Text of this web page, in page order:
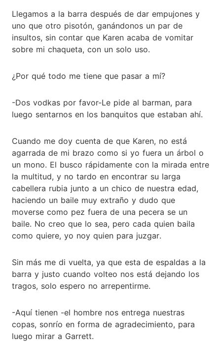
Llegamos a la barra después de dar empujones y
uno que otro pisotón, ganándonos un par de
insultos, sin contar que Karen acaba de vomitar
sobre mi chaqueta, con un solo uso.
¿Por qué todo me tiene que pasar a mí?
-Dos vodkas por favor-Le pide al barman, para
luego sentarnos en los banquitos que estaban ahí.
Cuando me doy cuenta de que Karen, no está
agarrada de mi brazo como si yo fuera un árbol o
un mono. El busco rápidamente con la mirada entre
la multitud, y no tardo en encontrar su larga
cabellera rubia junto a un chico de nuestra edad,
haciendo un baile muy extraño y dudo que
moverse como pez fuera de una pecera se un
baile. No creo que lo sea, pero cada quien baila
como quiere, yo noy quien para juzgar.
Sin más me di vuelta, ya que esta de espaldas a la
barra y justo cuando volteo nos está dejando los
tragos, solo espero no arrepentirme.
-Aquí tienen -el hombre nos entrega nuestras
copas, sonrío en forma de agradecimiento, para
luego mirar a Garrett.